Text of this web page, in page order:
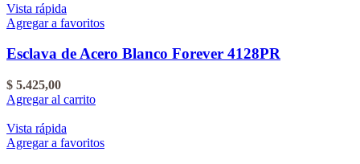
Vista rápida
Agregar a favoritos
Esclava de Acero Blanco Forever 4128PR
$ 5.425,00
Agregar al carrito
Vista rápida
Agregar a favoritos